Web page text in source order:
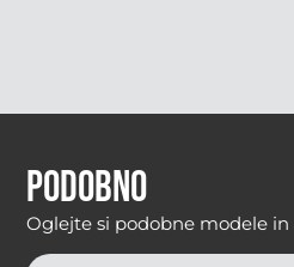
Podobno
Oglejte si podobne modele